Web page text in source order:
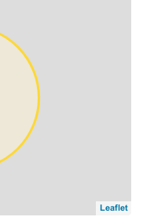
Leaflet